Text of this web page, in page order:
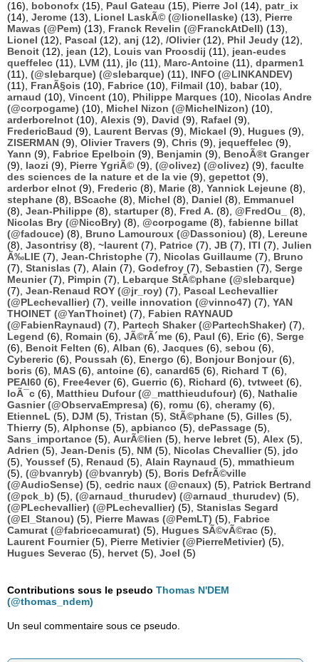
(16), bobonofx (15), Paul Gateau (15), Pierre Jol (14), patr_ix
(14), Jerome (13), Lionel LaskÃ© (@lionellaske) (13), Pierre
Mawas (@Pem) (13), Franck Revelin (@FranckAtDell) (13),
Lionel (12), Pascal (12), anj (12), /Olivier(12), Phil Jeudy (12),
Benoit (12), jean (12), Louis van Proosdij (11), jean-eudes
queffelec (11), LVM (11), jlc (11), Marc-Antoine (11), dparmen1
(11), (@slebarque) (@slebarque) (11), INFO (@LINKANDEV)
(11), FranÃ§ois (10), Fabrice (10), Filmail (10), babar(10),
arnaud (10), Vincent (10), Philippe Marques (10), Nicolas Andre
(@corpogame) (10), Michel Nizon (@MichelNizon) (10),
arderborelnot (10), Alexis (9), David (9), Rafael (9),
FredericBaud (9), Laurent Bervas (9), Mickael (9), Hugues (9),
ZISERMAN (9), Olivier Travers (9), Chris (9), jequeffelec (9),
Yann (9), Fabrice Epelboin (9), Benjamin (9), BenoÃ®t Granger
(9), laozi (9), Pierre YgriÃ© (9), (@olivez) (@olivez) (9), faculte
des sciences de la nature et de la vie (9), gepettot (9),
arderbor elnot (9), Frederic (8), Marie (8), Yannick Lejeune (8),
stephane (8), BScache (8), Michel (8), Daniel (8), Emmanuel
(8), Jean-Philippe (8), startuper(8), Fred A. (8), @FredOu_
(8),
Nicolas Bry (@NicoBry) (8), @corpogame (8), fabienne billat
(@fadouce) (8), Bruno Lamouroux (@Dassoniou) (8), Lereune
(8), Jasontrisy (8), ~laurent (7), Patrice (7), JB (7), ITI (7), Julien
Ã‰LIE (7), Jean-Christophe (7), Nicolas Guillaume (7), Bruno
(7), Stanislas (7), Alain (7), Godefroy (7), Sebastien (7), Serge
Meunier(7), Pimpin (7), Lebarque StÃ©phane (@slebarque)
(7), Jean-Renaud ROY (@jr_roy) (7), Pascal Lechevallier
(@PLechevallier) (7), veille innovation (@vinno47) (7), YAN
THOINET (@YanThoinet) (7), Fabien RAYNAUD
(@FabienRaynaud) (7), Partech Shaker (@PartechShaker) (7),
Legend (6), Romain (6), JÃ©rÃ´me (6), Paul (6), Eric (6), Serge
(6), Benoit Felten (6), Alban (6), Jacques (6), sebou (6),
Cybereric (6), Poussah (6), Energo (6), Bonjour Bonjour(6),
boris (6), MAS (6), antoine (6), canard65 (6), Richard T (6),
PEAI60 (6), Free4ever(6), Guerric (6), Richard (6), tvtweet (6),
loÃ¯c (6), Matthieu Dufour (@_matthieudufour) (6), Nathalie
Gasnier (@ObservaEmpresa) (6), romu (6), cheramy (6),
EtienneL (5), DJM (5), Tristan (5), StÃ©phane (5), Gilles (5),
Thierry (5), Alphonse (5), apbianco (5), dePassage (5),
Sans_importance (5), AurÃ©lien (5), herve lebret (5), Alex (5),
Adrien (5), Jean-Denis (5), NM (5), Nicolas Chevallier(5), jdo
(5), Youssef (5), Renaud (5), Alain Raynaud (5), mmathieum
(5), (@bvanryb) (@bvanryb) (5), Boris DefrÃ©ville
(@AudioSense) (5), cedric naux (@cnaux) (5), Patrick Bertrand
(@pck_b) (5), (@arnaud_thurudev) (@arnaud_thurudev) (5),
(@PLechevallier) (@PLechevallier) (5), Stanislas Segard
(@El_Stanou) (5), Pierre Mawas (@PemLT) (5), Fabrice
Camurat (@fabricecamurat) (5), Hugues SÃ©vÃ©rac (5),
Laurent Fournier(5), Pierre Metivier (@PierreMetivier) (5),
Hugues Severac (5), hervet (5), Joel (5)
Contributions sous le pseudo Thomas N'DEM
(@thomas_ndem)
Un seul commentaire sous ce pseudo.